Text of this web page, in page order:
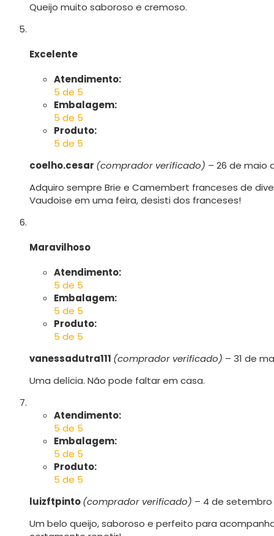
Queijo muito saboroso e cremoso.
Excelente
Atendimento:
5 de 5
Embalagem:
5 de 5
Produto:
5 de 5
coelho.cesar (comprador verificado) – 26 de maio
Adquiro sempre Brie e Camembert franceses de
Vaudoise em uma feira, desisti dos franceses!
Maravilhoso
Atendimento:
5 de 5
Embalagem:
5 de 5
Produto:
5 de 5
vanessadutra111 (comprador verificado) – 31 de
Uma delícia. Não pode faltar em casa.
Atendimento:
5 de 5
Embalagem:
5 de 5
Produto:
5 de 5
luizftpinto(comprador verificado) – 4 de setembro
Um belo queijo, saboroso e perfeito para